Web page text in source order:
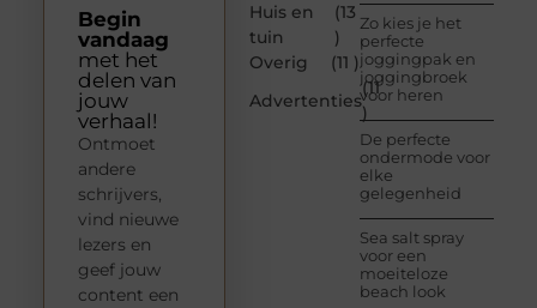
Huis en
tuin
(13
)
Overig
(11 )
Advertenties
(11
)
Zo kies je het
perfecte
joggingpak en
joggingbroek
voor heren
De perfecte
ondermode voor
elke
gelegenheid
Sea salt spray
voor een
moeiteloze
beach look
Begin
vandaag
met het
delen van
jouw
verhaal!
Ontmoet
andere
schrijvers,
vind nieuwe
lezers en
geef jouw
content een